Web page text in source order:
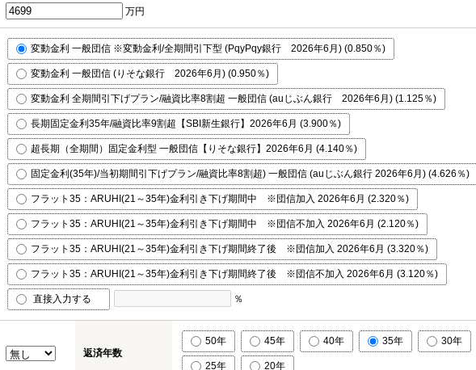
万円
変動金利 一般団信 ※変動金利/全期間引下型 (PqyPqy銀行 2026年6月) (0.850％)
変動金利 一般団信 (りそな銀行 2026年6月) (0.950％)
変動金利 全期間引下げプラン/融資比率8割超 一般団信 (auじぶん銀行 2026年6月) (1.125％)
長期固定金利35年/融資比率9割超【SBI新生銀行】2026年6月 (3.900％)
超長期（全期間）固定金利型 一般団信【りそな銀行】2026年6月 (4.140％)
固定金利(35年)/当初期間引下げプラン/融資比率8割超) 一般団信 (auじぶん銀行 2026年6月) (4.626％)
フラット35：ARUHI(21～35年)金利引き下げ期間中 ※団信加入 2026年6月 (2.320％)
フラット35：ARUHI(21～35年)金利引き下げ期間中 ※団信不加入 2026年6月 (2.120％)
フラット35：ARUHI(21～35年)金利引き下げ期間終了後 ※団信加入 2026年6月 (3.320％)
フラット35：ARUHI(21～35年)金利引き下げ期間終了後 ※団信不加入 2026年6月 (3.120％)
直接入力する ％
返済年数
50年 45年 40年 35年 30年
25年 20年